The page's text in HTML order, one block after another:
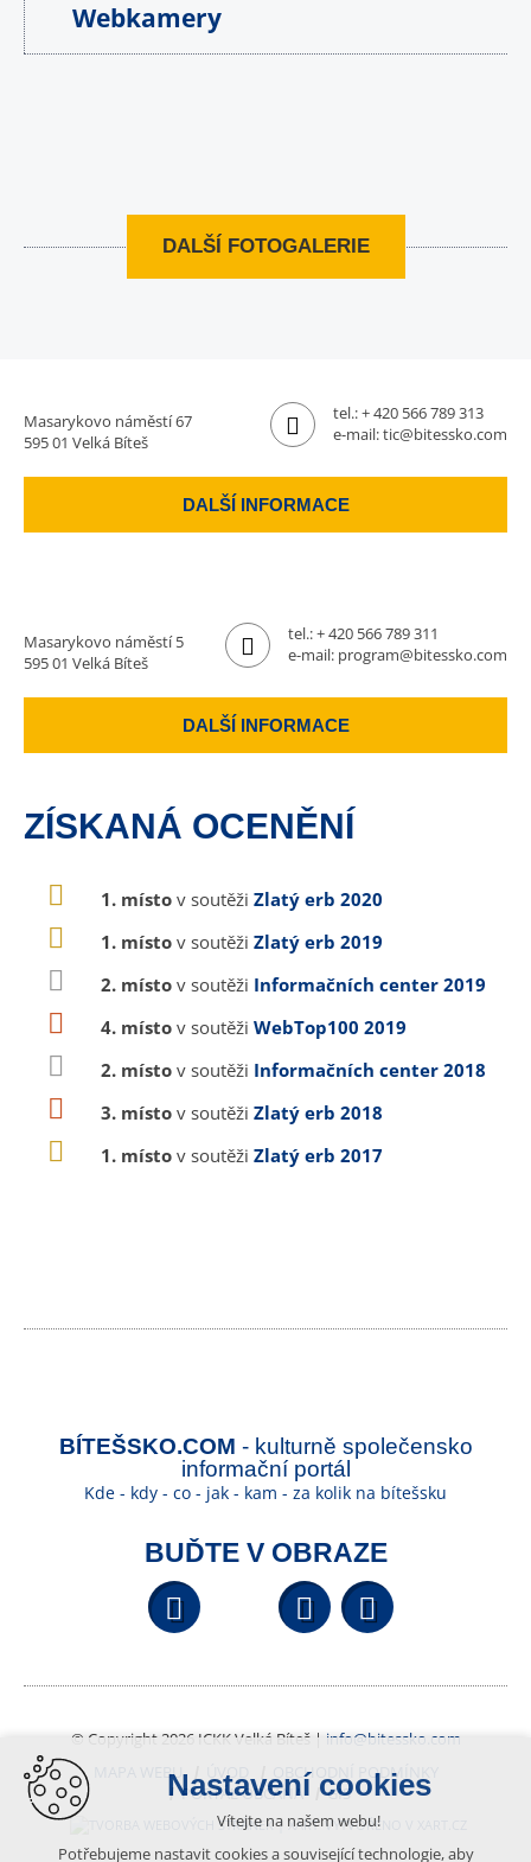
Webkamery
DALŠÍ FOTOGALERIE
Masarykovo náměstí 67
595 01 Velká Bíteš
tel.:+ 420 566 789 313
e-mail:tic@bitessko.com
DALŠÍ INFORMACE
Masarykovo náměstí 5
595 01 Velká Bíteš
tel.:+ 420 566 789 311
e-mail: program@bitessko.com
DALŠÍ INFORMACE
ZÍSKANÁ OCENĚNÍ
1. místo v soutěži Zlatý erb 2020
1. místo v soutěži Zlatý erb 2019
2. místo v soutěži Informačních center 2019
4. místo v soutěži WebTop100 2019
2. místo v soutěži Informačních center 2018
3. místo v soutěži Zlatý erb 2018
1. místo v soutěži Zlatý erb 2017
BÍTEŠSKO.COM - kulturně společensko
informační portál
Kde - kdy - co - jak - kam - za kolik na bítešsku
BUĎTE V OBRAZE
Facebook YouTube
© Copyright 2026 ICKK Velká Bíteš | info@bitessko.com
MAPA WEBU
ÚVOD
OBCHODNÍ PODMÍNKY
PORTÁL OBČANA
GIS
VYTVOŘENO V XART.CZ
Nastavení cookies
Vítejte na našem webu!
Potřebujeme nastavit cookies a související technologie, aby